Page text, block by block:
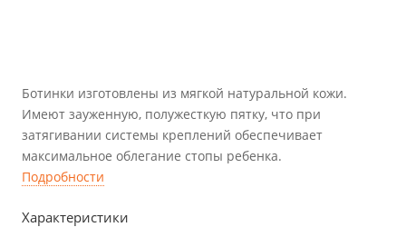
Ботинки изготовлены из мягкой натуральной кожи.
Имеют зауженную, полужесткую пятку, что при
затягивании системы креплений обеспечивает
максимальное облегание стопы ребенка.
Подробности
Характеристики